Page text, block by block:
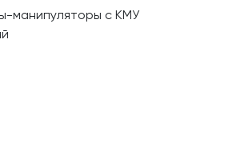
манипуляторы с КМУ